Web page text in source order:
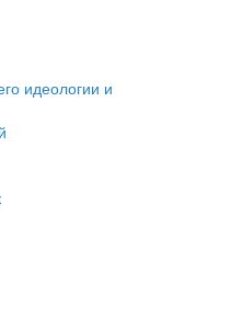
проектирования
идеологии и